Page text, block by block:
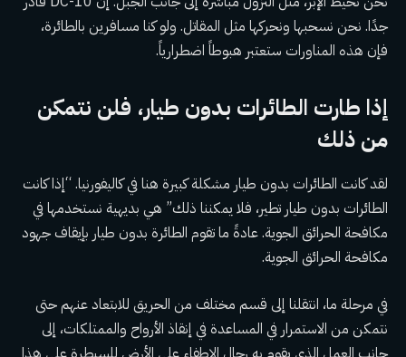
جدًا. نحن نسحبها ونحركها مثل المقاتل. ولو كنا مسافرين بالطائرة،
فإن هذه المناورات ستعتبر هبوطاً اضطرارياً.
إذا طارت الطائرات بدون طيار، فلن نتمكن
من ذلك
لقد كانت الطائرات بدون طيار مشكلة كبيرة هنا في كاليفورنيا. “إذا كانت
الطائرات بدون طيار تطير، فلا يمكننا ذلك” هي بديهية نستخدمها في
مكافحة الحرائق الجوية. عادةً ما تقوم الطائرة بدون طيار بإيقاف جهود
مكافحة الحرائق الجوية.
في مرحلة ما، انتقلنا إلى قسم مختلف من الحريق للابتعاد عنهم حتى
نتمكن من الاستمرار في المساعدة في إنقاذ الأرواح والممتلكات، إلى